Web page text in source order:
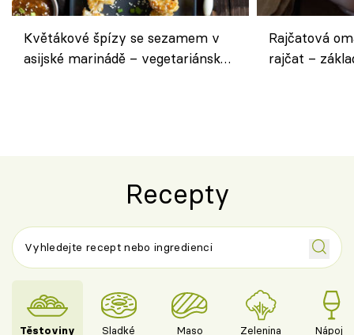
Květákové špízy se sezamem v
asijské marinádě – vegetariánská
Rajčatová
rajčat –
Recepty
Těstoviny Sladké Maso Zelenina Nápoje